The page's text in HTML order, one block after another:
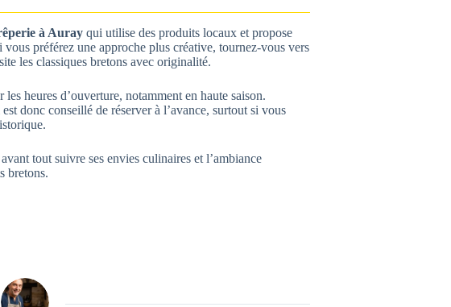
à Auray qui utilise des produits locaux et propose
préférez une approche plus créative, tournez-vous vers
les classiques bretons avec originalité.
heures d’ouverture, notamment en haute saison.
donc conseillé de réserver à l’avance, surtout si vous
avant tout suivre ses envies culinaires et l’ambiance
bretons.